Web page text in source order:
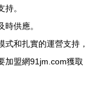
。
供應。
式和扎實的運營支持，
加盟網91jm.com獲取